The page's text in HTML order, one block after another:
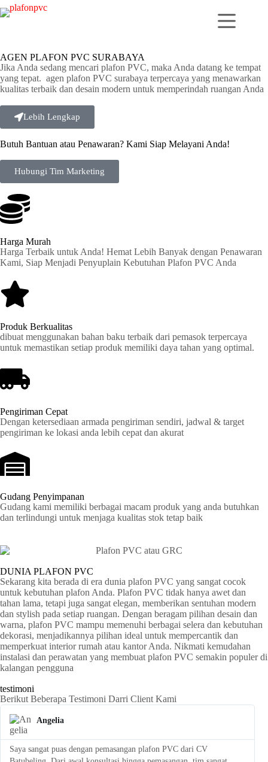
AGEN PLAFON PVC SURABAYA
Jika Anda sedang mencari plafon PVC, maka Anda datang ke tempat
yang tepat. agen plafon PVC surabaya terpercaya yang menawarkan
kualitas terbaik dan desain modern untuk memperindah ruangan Anda
Lebih Lengkap
Butuh Bantuan atau Penawaran? Kami Siap Melayani Anda!
Hubungi Tim Marketing
Harga Murah
Harga Terbaik untuk Anda! Hemat Lebih Banyak dengan Penawaran
Kami, Siap Menjadi Penyuplain Kebutuhan Plafon PVC Anda
Produk Berkualitas
dibuat menggunakan bahan baku terbaik dari pemasok terpercaya
untuk memastikan setiap produk memiliki daya tahan yang optimal.
Pengiriman Cepat
Dengan ketersediaan armada pengiriman sendiri, jadwal & target
pengiriman ke lokasi anda lebih cepat dan akurat
Gudang Penyimpanan
Gudang kami memiliki berbagai macam produk yang anda butuhkan
dan terlindungi untuk menjaga kualitas stok tetap baik
DUNIA PLAFON PVC
Sekarang kita berada di era dunia plafon PVC yang sangat cocok
untuk kebutuhan plafon Anda. Plafon PVC tidak hanya awet dan
tahan lama, tetapi juga sangat elegan, memberikan sentuhan modern
dan stylish pada setiap ruangan. Dengan beragam pilihan desain dan
warna, plafon PVC mampu memenuhi berbagai selera dan kebutuhan
dekorasi, menjadikannya pilihan ideal untuk mempercantik dan
memperkuat interior rumah atau kantor Anda. Nikmati kemudahan
instalasi dan perawatan yang membuat plafon PVC semakin populer di
kalangan pengguna
testimoni
Berikut Beberapa Testimoni Darri Client Kami
Angelia
Saya sangat puas dengan pemasangan plafon PVC dari CV